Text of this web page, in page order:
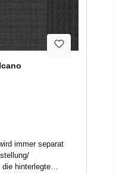
immer separat
die hinterlegte